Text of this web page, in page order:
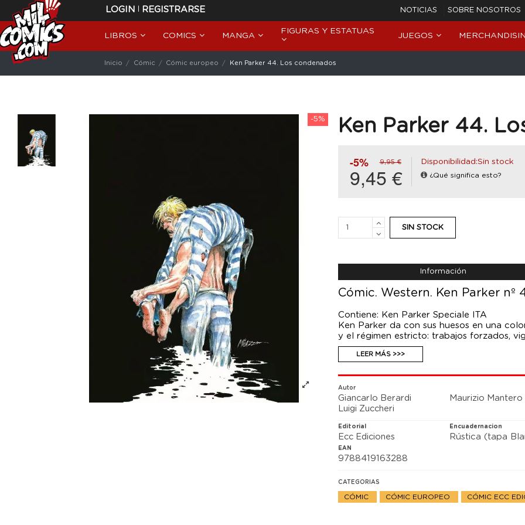
LOGIN | REGISTRARSE NOTICIAS SOBRE NOSOTROS
LIBROS COMICS MANGA
FIGURAS Y ESTATUAS
JUEGOS
Inicio Cómic Cómic europeo Ken Parker 44. Los condenados
-5% Ken Parker 44.
-5% 9,95 €
9,45 €
Disponibilidad:Sin stock
¿Qué significa esto?
SIN STOCK
Información
Cómic. Western. Ken Parker nº
Contiene: Ken Parker Speciale ITA
Ken Parker da con sus huesos en una
y el régimen estricto: trabajos forzados,
palizas y el acecho constante de las
supervivencia no está garantizada. Pero
Este tomo incluye una historia completa
Speciale, en julio de 1996. Escrita por
Frisenda y Luigi Zuccheri, El condenado
valor de una serie memorable.
LEER MÁS >>>
Autor
Giancarlo Berardi Maurizio Mantero
Luigi Zuccheri
Editorial
Ecc Ediciones
Encuadernacion
Rústica (tapa
EAN
9788419163288
CATEGORIAS
CÓMIC CÓMIC EUROPEO CÓMIC ECC